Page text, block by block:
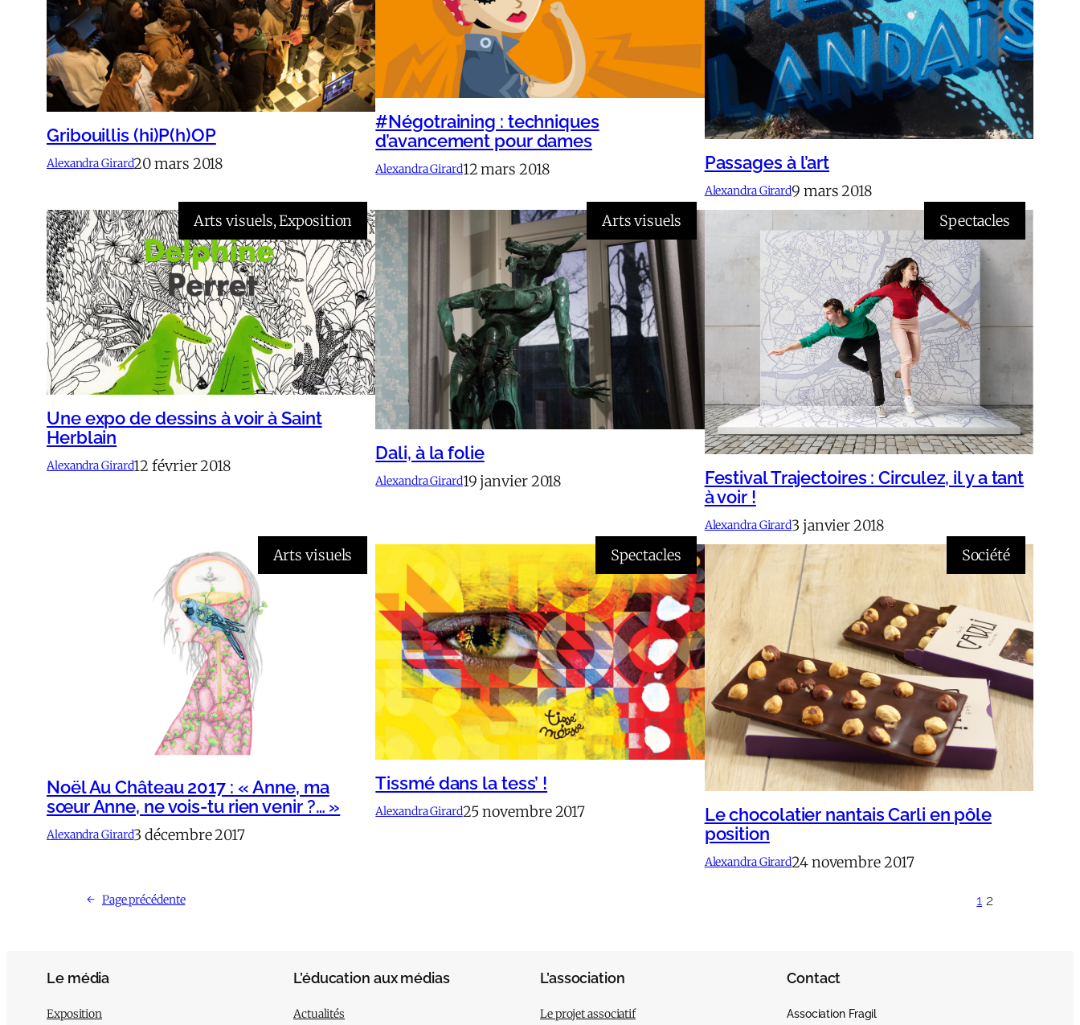
Gribouillis (hi)P(h)OP
Alexandra Girard20 mars 2018
#Négotraining : techniques
d’avancement pour dames
Alexandra Girard12 mars 2018 Passages à l’art
Alexandra Girard9 mars 2018
Arts visuels, Exposition
Une expo de dessins à voir à Saint
Herblain
Alexandra Girard12 février 2018
Arts visuels
Dali, à la folie
Alexandra Girard19 janvier 2018
Spectacles
Festival Trajectoires : Circulez, il y a tant
à voir !
Alexandra Girard3 janvier 2018
Arts visuels
Noël Au Château 2017 : « Anne, ma
sœur Anne, ne vois-tu rien venir ?… »
Alexandra Girard3 décembre 2017
Spectacles
Tissmé dans la tess’ !
Alexandra Girard25 novembre 2017
Société
Le chocolatier nantais Carli en pôle
position
Alexandra Girard24 novembre 2017
← Page précédente 1 2
Le média
Exposition
L’éducation aux médias
Actualités
L’association
Le projet associatif
Contact
Association Fragil